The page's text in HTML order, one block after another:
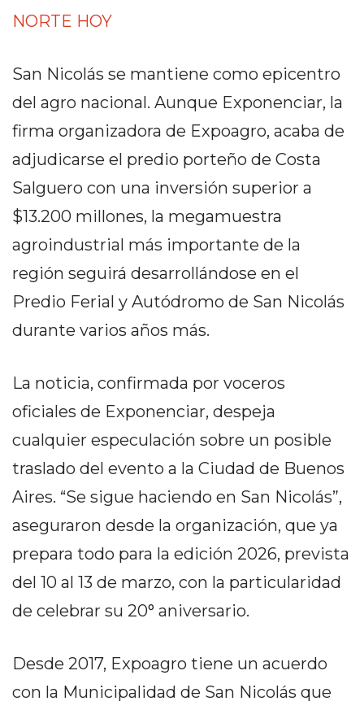
PEDIDOS POR WHATSAPP
EN ARGENTINA:
CHANGUITO.COM.AR VS
OTRAS PLATAFORMAS DE
CÓMO RECIBIR PEDIDOS
DE COMIDA POR
WHATSAPP: LA GUÍA
DEFINITIVA PARA
RESTAURANTES Y
CÓMO ORGANIZAR LOS
PEDIDOS DE DELIVERY
POR WHATSAPP SIN QUE
SE TE PIERDA NINGUNO
AYUDA
CONDICIONES
POLÍTICAS
NORTE HOY
San Nicolás se mantiene como epicentro
del agro nacional. Aunque Exponenciar, la
firma organizadora de Expoagro, acaba de
adjudicarse el predio porteño de Costa
Salguero con una inversión superior a
$13.200 millones, la megamuestra
agroindustrial más importante de la
región seguirá desarrollándose en el
Predio Ferial y Autódromo de San Nicolás
durante varios años más.
La noticia, confirmada por voceros
oficiales de Exponenciar, despeja
cualquier especulación sobre un posible
traslado del evento a la Ciudad de Buenos
Aires. “Se sigue haciendo en San Nicolás”,
aseguraron desde la organización, que ya
prepara todo para la edición 2026, prevista
del 10 al 13 de marzo, con la particularidad
de celebrar su 20° aniversario.
Desde 2017, Expoagro tiene un acuerdo
con la Municipalidad de San Nicolás que